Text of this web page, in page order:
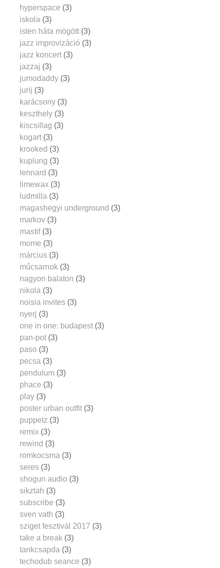
hyperspace (3)
iskola (3)
isten háta mögött (3)
jazz improvizáció (3)
jazz koncert (3)
jazzaj (3)
jumodaddy (3)
jurij (3)
karácsony (3)
keszthely (3)
kiscsillag (3)
kogart (3)
krooked (3)
kuplung (3)
lennard (3)
limewax (3)
ludmilla (3)
magashegyi underground (3)
markov (3)
mastif (3)
mome (3)
március (3)
műcsarnok (3)
nagyon balaton (3)
nikola (3)
noisia invites (3)
nyerj (3)
one in one: budapest (3)
pan-pot (3)
paso (3)
pecsa (3)
pendulum (3)
phace (3)
play (3)
poster urban outfit (3)
puppetz (3)
remix (3)
rewind (3)
romkocsma (3)
seres (3)
shogun audio (3)
sikztah (3)
subscribe (3)
sven vath (3)
sziget fesztivál 2017 (3)
take a break (3)
tankcsapda (3)
techodub seance (3)